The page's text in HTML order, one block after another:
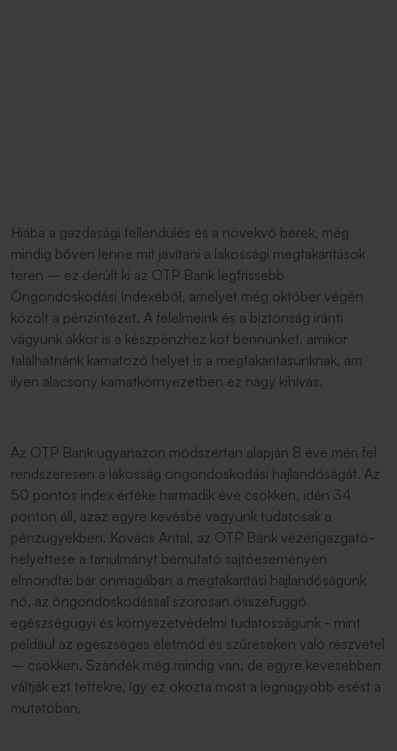
Hiába a gazdasági fellendülés és a növekvő bérek, még
mindig bőven lenne mit javítani a lakossági megtakarítások
terén – ez derült ki az OTP Bank legfrissebb
Öngondoskodási Indexéből, amelyet még október végén
közölt a pénzintézet. A félelmeink és a biztonság iránti
vágyunk akkor is a készpénzhez köt bennünket, amikor
találhatnánk kamatozó helyet is a megtakarításunknak, ám
ilyen alacsony kamatkörnyezetben ez nagy kihívás.
Az OTP Bank ugyanazon módszertan alapján 8 éve méri fel
rendszeresen a lakosság öngondoskodási hajlandóságát. Az
50 pontos index értéke harmadik éve csökken, idén 34
ponton áll, azaz egyre kevésbé vagyunk tudatosak a
pénzügyekben. Kovács Antal, az OTP Bank vezérigazgató-
helyettese a tanulmányt bemutató sajtóeseményen
elmondta: bár önmagában a megtakarítási hajlandóságunk
nő, az öngondoskodással szorosan összefüggő
egészségügyi és környezetvédelmi tudatosságunk - mint
például az egészséges életmód és szűréseken való részvétel
– csökken. Szándék még mindig van, de egyre kevesebben
váltják ezt tettekre, így ez okozta most a legnagyobb esést a
mutatóban.